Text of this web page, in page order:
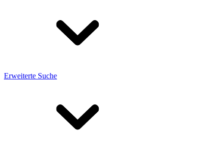
Erweiterte Suche